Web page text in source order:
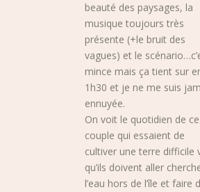
beauté des paysages, la
musique toujours très
présente (+le bruit des
vagues) et le
mince mais ça tient sur
1h30 et je ne me suis
ennuyée.
On voit le quotidien de ce
couple qui essaient de
cultiver une terre difficile
qu’ils doivent aller
l’eau hors de l’île et faire